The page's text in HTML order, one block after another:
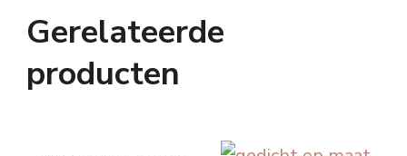
Gerelateerde
producten